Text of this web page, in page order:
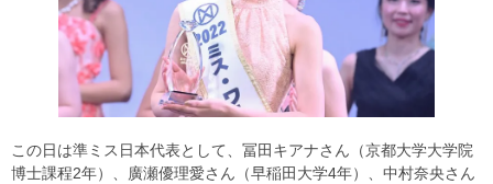
この日は準ミス日本代表として、冨田キアナさん（京都大学大学院
博士課程2年）、廣瀬優理愛さん（早稲田大学4年）、中村奈央さん